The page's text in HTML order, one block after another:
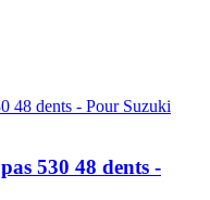
530 48 dents -